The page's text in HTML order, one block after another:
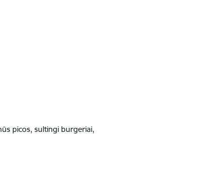
picos, sultingi burgeriai,